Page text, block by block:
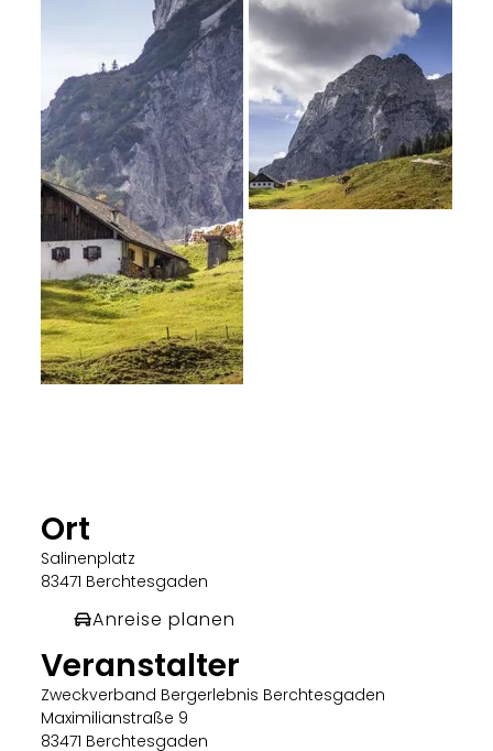
Ort
Salinenplatz
83471 Berchtesgaden
Anreise planen
Veranstalter
Zweckverband Bergerlebnis Berchtesgaden
Maximilianstraße 9
83471 Berchtesgaden